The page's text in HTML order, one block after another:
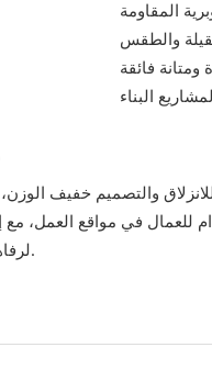
المقاومة
والطقس
فائقة
والتصميم خفيف
للعمال في مواقع العمل، مع
لرفاهية فرق البناء.